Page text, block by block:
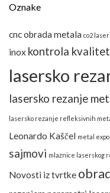
Oznake
cnc obrada metala co2 laseri
inox kontrola
lasersko
lasersko rezanje
lasersko rezanje refleksivnih
Leonardo Kaščel metal
sajmovi mlaznice laserskog
Novosti iz tvrtke